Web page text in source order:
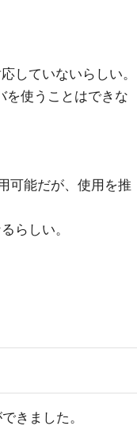
していないらしい。
を使うことはできな
可能だが、使用を推
らしい。
きました。